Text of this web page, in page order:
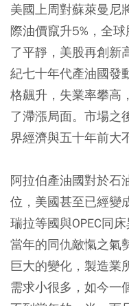
美國上周對蘇萊曼尼
際油價竄升5%，全
了平靜，美股再創新
紀七十年代產油國發
格飆升，失業率攀高
了滯漲局面。市場之
界經濟與五十年前大
阿拉伯產油國對於石
位，美國甚至已經變
瑞拉等國與OPEC同
當年的同仇敵愾之氣
巨大的變化，製造業
需求小很多，如今一